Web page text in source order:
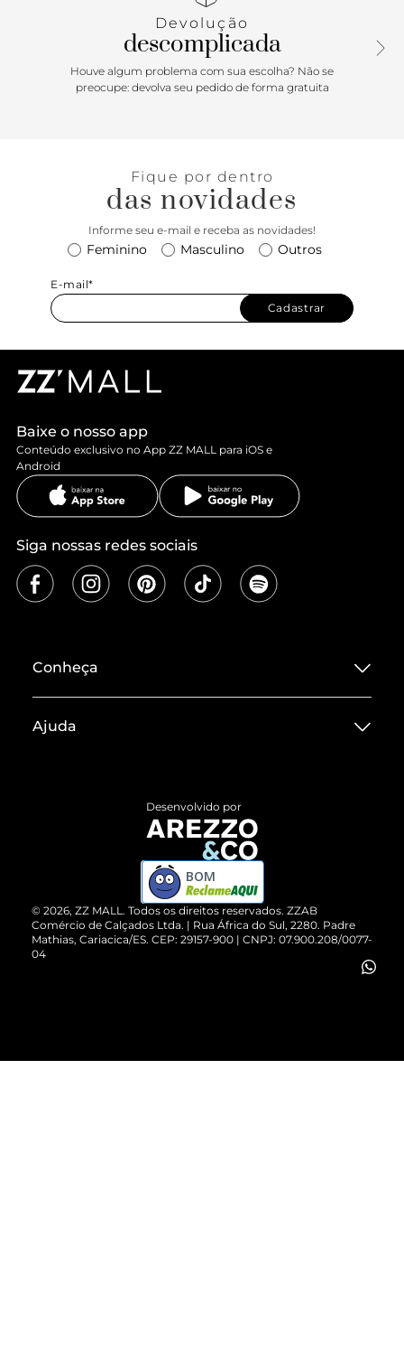
Devolução
descomplicada
Houve algum problema com sua escolha? Não se
preocupe: devolva seu pedido de forma gratuita
Fique por dentro
das novidades
Informe seu e-mail e receba as novidades!
Feminino Masculino Outros
E-mail*
Cadastrar
Baixe o nosso app
Conteúdo exclusivo no App ZZ MALL para iOS e
Android
Siga nossas redes sociais
Conheça
Termos de Uso
ZZ MALL é confiável
Cartão Presente
Vendas Corporativas
Ajuda
Devolução do Produto
Compre pelo WhatsApp
© 2026, ZZ MALL. Todos os direitos reservados. ZZAB
Comércio de Calçados Ltda. | Rua África do Sul, 2280. Padre
Mathias, Cariacica/ES. CEP: 29157-900 | CNPJ: 07.900.208/0077-
04
Desenvolvido por
BOM